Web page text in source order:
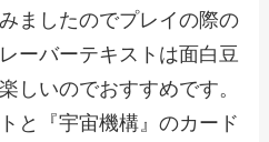
ましたのでプレイの際の
ーバーテキストは面白豆
しいのでおすすめです。
と『宇宙機構』のカード